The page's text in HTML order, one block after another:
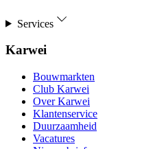
Services
Karwei
Bouwmarkten
Club Karwei
Over Karwei
Klantenservice
Duurzaamheid
Vacatures